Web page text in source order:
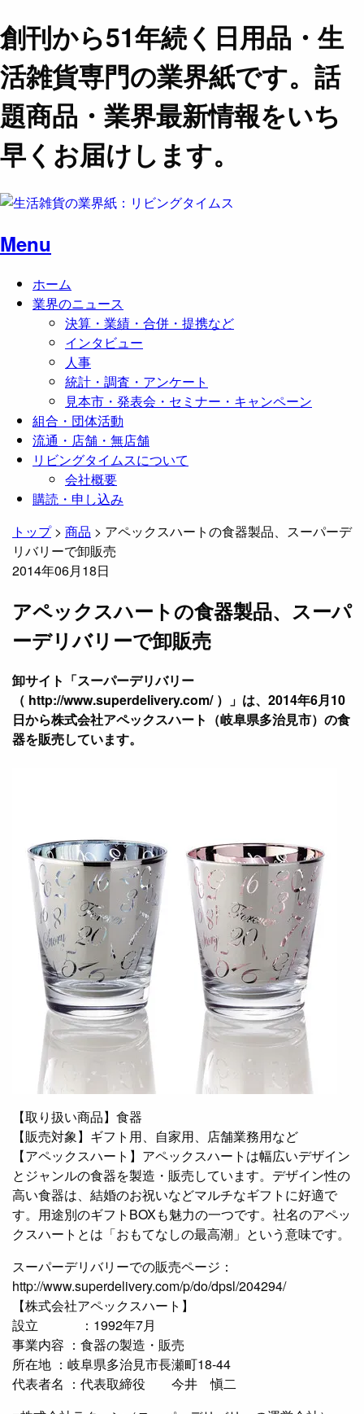
創刊から51年続く日用品・生
活雑貨専門の業界紙です。話
題商品・業界最新情報をいち
早くお届けします。
Menu
ホーム
業界のニュース
決算・業績・合併・提携など
インタビュー
人事
統計・調査・アンケート
見本市・発表会・セミナー・キャンペーン
組合・団体活動
流通・店舗・無店舗
リビングタイムスについて
会社概要
購読・申し込み
トップ> 商品 > アペックスハートの食器製品、スーパーデ
リバリーで卸販売
2014年06月18日
アペックスハートの食器製品、スーパ
ーデリバリーで卸販売
卸サイト「スーパーデリバリー
（ http://www.superdelivery.com/ ）」は、2014年6月10
日から株式会社アペックスハート（岐阜県多治見市）の食
器を販売しています。
【取り扱い商品】食器
【販売対象】ギフト用、自家用、店舗業務用など
【アペックスハート】アペックスハートは幅広いデザイン
とジャンルの食器を製造・販売しています。デザイン性の
高い食器は、結婚のお祝いなどマルチなギフトに好適で
す。用途別のギフトBOXも魅力の一つです。社名のアペッ
クスハートとは「おもてなしの最高潮」という意味です。
スーパーデリバリーでの販売ページ：
http://www.superdelivery.com/p/do/dpsl/204294/
【株式会社アペックスハート】
設立 ：1992年7月
事業内容 ：食器の製造・販売
所在地 ：岐阜県多治見市長瀬町18-44
代表者名 ：代表取締役 今井 愼二